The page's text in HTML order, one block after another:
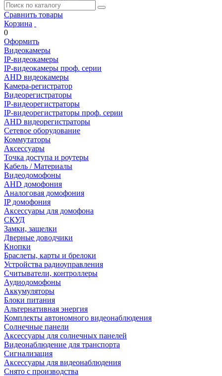
Сравнить товары
Корзина
0
Оформить
Видеокамеры
IP-видеокамеры
IP-видеокамеры проф. серии
AHD видеокамеры
Камера-регистратор
Видеорегистраторы
IP-видеорегистраторы
IP-видеорегистраторы проф. серии
AHD видеорегистраторы
Сетевое оборудование
Коммутаторы
Аксессуары
Точка доступа и роутеры
Кабель / Материалы
Видеодомофоны
AHD домофония
Аналоговая домофония
IP домофония
Аксессуары для домофона
СКУД
Замки, защелки
Дверные доводчики
Кнопки
Браслеты, карты и брелоки
Устройства радиоуправления
Считыватели, контроллеры
Аудиодомофоны
Аккумуляторы
Блоки питания
Альтернативная энергия
Комплекты автономного видеонаблюдения
Солнечные панели
Аксессуары для солнечных панелей
Видеонаблюдение для транспорта
Сигнализация
Аксессуары для видеонаблюдения
Снято с производства